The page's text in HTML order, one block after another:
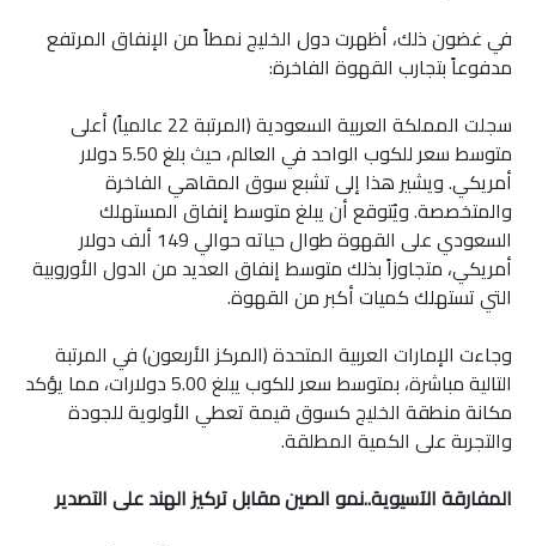
في غضون ذلك، أظهرت دول الخليج نمطاً من الإنفاق المرتفع
مدفوعاً بتجارب القهوة الفاخرة:
سجلت المملكة العربية السعودية (المرتبة 22 عالمياً) أعلى
متوسط ​​سعر للكوب الواحد في العالم، حيث بلغ 5.50 دولار
أمريكي. ويشير هذا إلى تشبع سوق المقاهي الفاخرة
والمتخصصة. ويُتوقع أن يبلغ متوسط ​​إنفاق المستهلك
السعودي على القهوة طوال حياته حوالي 149 ألف دولار
أمريكي، متجاوزاً بذلك متوسط ​​إنفاق العديد من الدول الأوروبية
التي تستهلك كميات أكبر من القهوة.
وجاءت الإمارات العربية المتحدة (المركز الأربعون) في المرتبة
التالية مباشرة، بمتوسط ​​سعر للكوب يبلغ 5.00 دولارات، مما يؤكد
مكانة منطقة الخليج كسوق قيمة تعطي الأولوية للجودة
والتجربة على الكمية المطلقة.
المفارقة الآسيوية..نمو الصين مقابل تركيز الهند على التصدير